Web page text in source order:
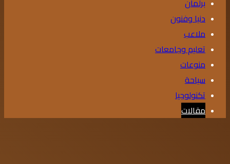
برلمان
دنيا وفنون
ملاعب
تعليم وجامعات
منوعات
سياحة
تكنولوجيا
مقالات